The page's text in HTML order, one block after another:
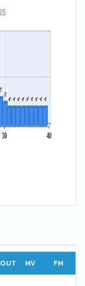
OUT MV FM